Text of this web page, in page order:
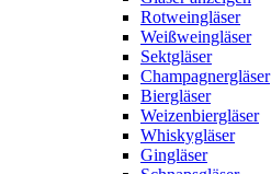
Rotweingläser
Weißweingläser
Sektgläser
Champagnergläser
Biergläser
Weizenbiergläser
Whiskygläser
Gingläser